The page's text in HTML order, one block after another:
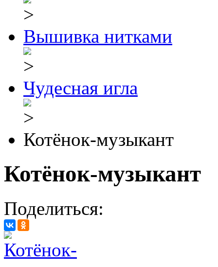
Вышивка нитками
Чудесная игла
Котёнок-музыкант
Котёнок-музыкант
Поделиться: